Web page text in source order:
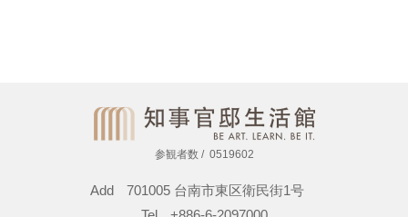
参観者数 0519602
Add
701005 台南市東区衛民街1号